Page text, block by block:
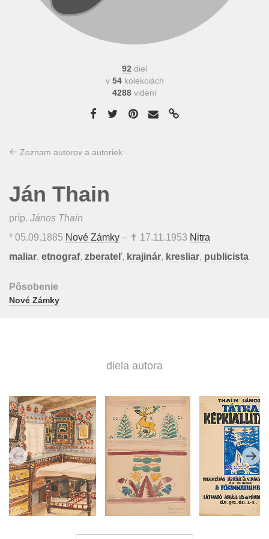
92 diel
v 54kolekciách
4288 videní
Zoznam autorov a autoriek
Ján Thain
príp. János Thain
* 05.09.1885 Nové Zámky – ✝ 17.11.1953 Nitra
maliar, etnograf, zberateľ, krajinár, kresliar, publicista
Pôsobenie
Nové Zámky
diela autora